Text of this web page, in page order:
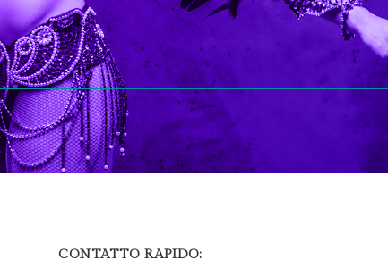
CONTATTO RAPIDO: